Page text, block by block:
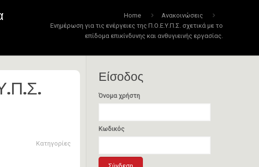
Home
Ανακοινώσεις
Ενημέρωση για τις ενέργειες της Π.Ο.Ε.Υ.Π.Σ. σχετικά με το
επίδομα επικίνδυνης και ανθυγιεινής εργασίας.
Κατηγορίες
Είσοδος
Όνομα χρήστη
Κωδικός